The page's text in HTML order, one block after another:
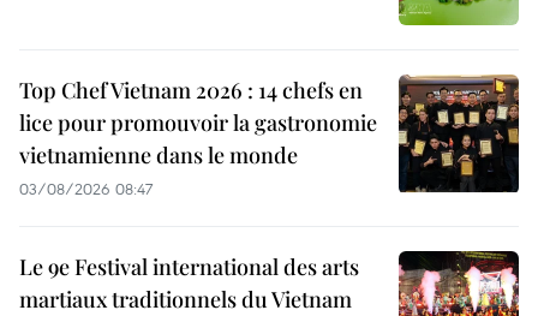
Top Chef Vietnam 2026 : 14 chefs en
lice pour promouvoir la gastronomie
vietnamienne dans le monde
03/08/2026 08:47
Le 9e Festival international des arts
martiaux traditionnels du Vietnam